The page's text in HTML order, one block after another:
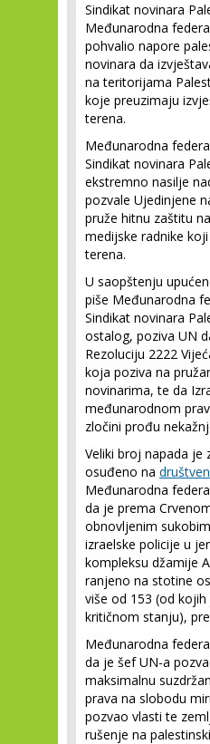
Sindikat novinara
Međunarodna
pohvalio napore
novinara da
na teritorijama
koje preuzimaju
terena.
Međunarodna
Sindikat novinara
ekstremno nasilje
pozvale Ujedinjene
pruže hitnu zaštitu
medijske radnike
terena.
U saopštenju
piše Međunarodna
Sindikat novinara
ostalog, poziva UN
Rezoluciju 2222
koja poziva na
novinarima, te da
međunarodnom
zločini prođu
Veliki broj napada je
osuđeno na
Međunarodna
da je prema
obnovljenim
izraelske policije u
kompleksu džamije
ranjeno na stotine
više od 153 (od
kritičnom stanju),
Međunarodna
da je šef UN-a
maksimalnu
prava na slobodu
pozvao vlasti te
rušenje na